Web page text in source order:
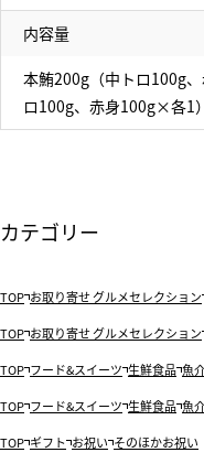
内容量
本鮪200g（中トロ100g
ロ100g、赤身100g×各1）
カテゴリー
TOP お取り寄せ グルメセレクション
TOP お取り寄せ グルメセレクション
TOP フード&スイーツ 生鮮食品 魚
TOP フード&スイーツ 生鮮食品 魚
TOP ギフト お祝い そのほかお祝い